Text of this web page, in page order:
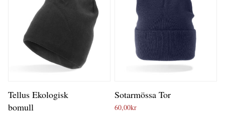
Tellus Ekologisk
bomull
Sotarmössa Tor
60,00kr